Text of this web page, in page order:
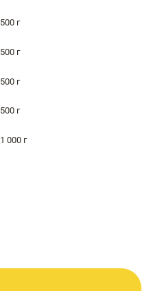
500 г
500 г
500 г
500 г
1 000 г